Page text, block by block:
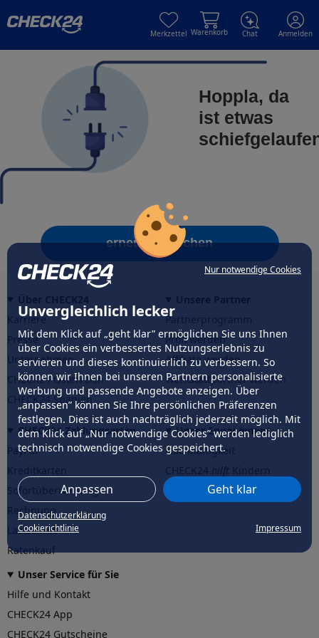
Nur notwendige Cookies
Unvergleichlich lecker
Mit dem Klick auf „geht klar” ermöglichen Sie uns Ihnen
über Cookies ein verbessertes Nutzungserlebnis zu
servieren und dieses kontinuierlich zu verbessern. So
können wir Ihnen bei unseren Partnern personalisierte
Werbung und passende Angebote anzeigen. Über
„anpassen” können Sie Ihre persönlichen Präferenzen
festlegen. Dies ist auch nachträglich jederzeit möglich. Mit
dem Klick auf „Nur notwendige Cookies” werden lediglich
technisch notwendige Cookies gespeichert.
Anpassen Geht klar
Datenschutzerklärung
Cookierichtlinie
Impressum
Merkzettel Warenkorb Chat Anmelden
Hoppla, da
ist etwas
erneut versuchen
Karriere
Presse
Unternehmen
CHECK24 Österreich
CHECK24 Spanien
Partnerprogramm
Profi werden
Affiliate werden
Werkstattpartner werden
CHECK24 Zahlungsarten
PayPal
Sofortüberweisung
Rechnung
Lastschrift
Ratenkauf
Unser Engagement
Nachhaltigkeit
CHECK24hilftder Natur
Unser Service für Sie
Hilfe und Kontakt
CHECK24 App
CHECK24 Gutscheine